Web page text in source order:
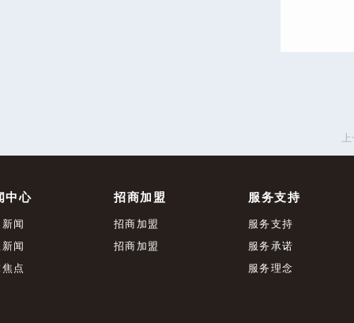
中心
闻
闻
点
招商加盟
招商加盟
招商加盟
服务支持
服务支持
服务承诺
服务理念